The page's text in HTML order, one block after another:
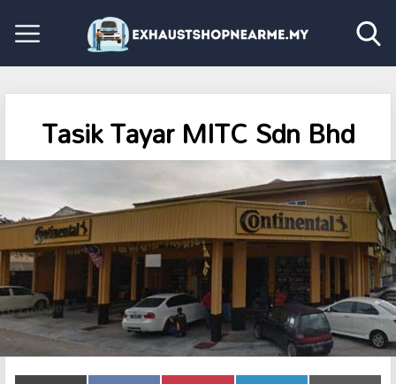
Tasik Tayar MITC Sdn Bhd